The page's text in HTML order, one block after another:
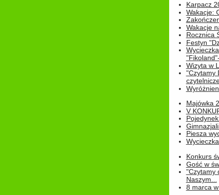
Karpacz
Wakacje:
Wakacje
Rocznica
Festyn
Wizyta w
"Czytamy
Majówka
V
Piesza
Konkurs
Gość w
"Czytamy
Naszym...
8 marca